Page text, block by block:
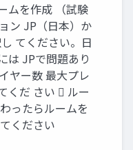
ムを作成 （試験
ン JP（日本）か
てください。日
は JPで問題あり
ヤー数 最大プレ
くだ さい  ルー
ったらルームを
ください